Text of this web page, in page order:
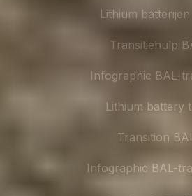
Lithium
Transitiehulp
Infographic BAL-
Lithium battery
Transition
Infographic BAL-